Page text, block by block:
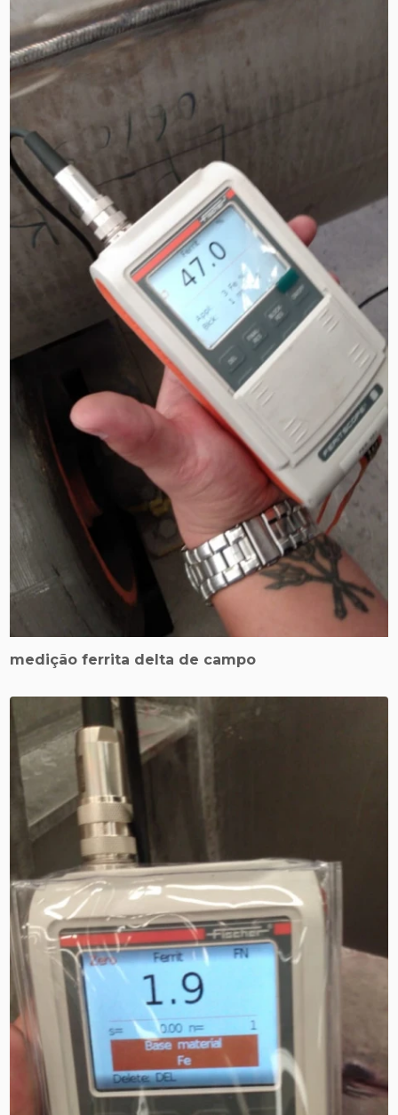
medição ferrita delta de campo